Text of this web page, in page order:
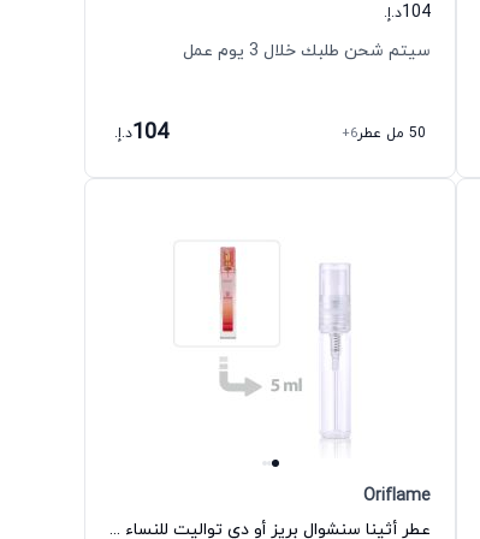
104د.إ.
سيتم شحن طلبك خلال 3 يوم عمل
50 مل عطر +6
104د.إ.
Oriflame
عطر أثينا سنشوال بريز أو دي تواليت للنساء أوريفليم